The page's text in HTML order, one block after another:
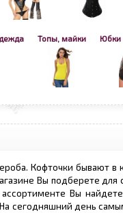
Топы, майки Юбки
Кофточки бывают в
Вы подберете
Вы найдете
сегодняшний день